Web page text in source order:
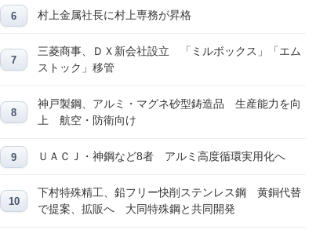
村上金属社長に村上専務が昇格
三菱商事、ＤＸ新会社設立 「ミルボックス」「エム
ストック」移管
神戸製鋼、アルミ・マグネ砂型鋳造品 生産能力を向
上 航空・防衛向け
ＵＡＣＪ・神鋼など8者 アルミ高度循環実用化へ
下村特殊精工、鉛フリー快削ステンレス鋼 黄銅代替
で提案、拡販へ 大同特殊鋼と共同開発